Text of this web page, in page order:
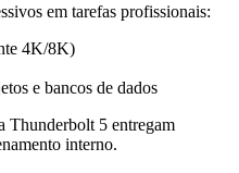
em tarefas profissionais:
4K/8K)
e bancos de dados
Thunderbolt 5 entregam
interno.